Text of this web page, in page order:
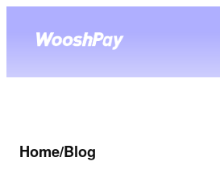
Home/Blog